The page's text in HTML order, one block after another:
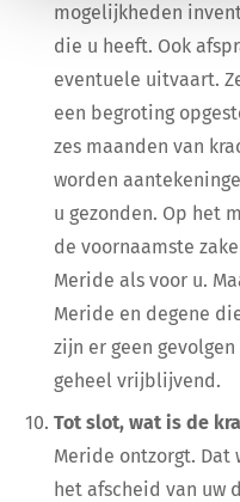
mogelijkheden
die u heeft. Ook
eventuele uitvaart.
een begroting
zes maanden van
worden
u gezonden. Op het
de voornaamste
Meride als voor u.
Meride en degene
zijn er geen
geheel vrijblijvend.
Tot slot, wat is de
Meride ontzorgt. Dat
het afscheid van uw